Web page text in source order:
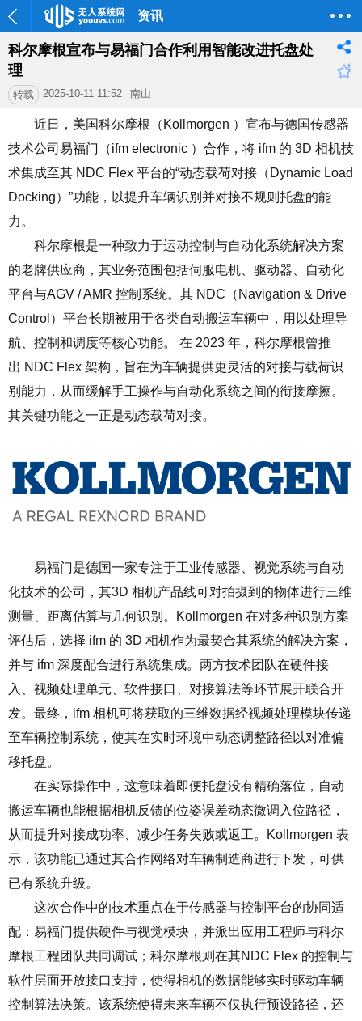
资讯
科尔摩根宣布与易福门合作利用智能改进托盘处
理
转载 2025-10-11 11:52 南山
近日，美国科尔摩根（ Kollmorgen ）宣布与德国传感器
技术公司易福门（ifm electronic ）合作，将 ifm 的 3D 相机技
术集成至其 NDC Flex 平台的“动态载荷对接（ Dynamic Load
Docking） ”功能，以提升车辆识别并对接不规则托盘的能
力。
科尔摩根是一种致力于运动控制与自动化系统解决方案
的老牌供应商，其业务范围包括伺服电机、驱动器、自动化
平台与AGV / AMR 控制系统。其 NDC （ Navigation & Drive
Control ）平台长期被用于各类自动搬运车辆中，用以处理导
航、控制和调度等核心功能。 在 2023 年，科尔摩根曾推
出 NDC Flex 架构，旨在为车辆提供更灵活的对接与载荷识
别能力，从而缓解手工操作与自动化系统之间的衔接摩擦。
其关键功能之一正是动态载荷对接。
易福门是德国一家专注于工业传感器、视觉系统与自动
化技术的公司，其3D 相机产品线可对拍摄到的物体进行三维
测量、距离估算与几何识别。
Kollmorgen 在对多种识别方案
评估后，选择 ifm 的 3D 相机作为最契合其系统的解决方案，
并与 ifm 深度配合进行系统集成。两方技术团队在硬件接
入、视频处理单元、软件接口、对接算法等环节展开联合开
发。最终， ifm 相机可将获取的三维数据经视频处理模块传递
至车辆控制系统，使其在实时环境中动态调整路径以对准偏
移托盘。
在实际操作中，这意味着即便托盘没有精确落位，自动
搬运车辆也能根据相机反馈的位姿误差动态微调入位路径，
从而提升对接成功率、减少任务失败或返工。
Kollmorgen 表
示，该功能已通过其合作网络对车辆制造商进行下发，可供
已有系统升级。
这次合作中的技术重点在于传感器与控制平台的协同适
配：易福门提供硬件与视觉模块，并派出应用工程师与科尔
摩根工程团队共同调试；科尔摩根则在其NDC Flex 的控制与
软件层面开放接口支持，使得相机的数据能够实时驱动车辆
控制算法决策。该系统使得未来车辆不仅执行预设路径，还